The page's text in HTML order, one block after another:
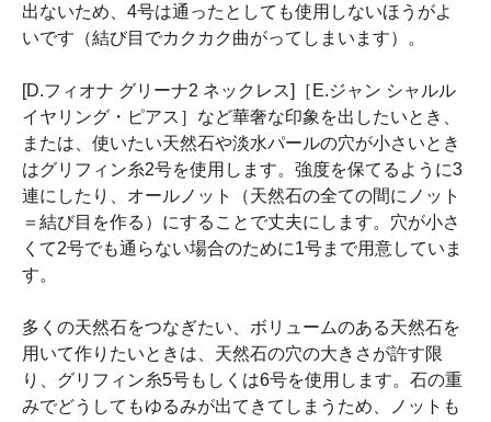
出ないため、4号は通ったとしても使用しないほうがよ
いです（結び目でカクカク曲がってしまいます）。
[D.フィオナ グリーナ2 ネックレス]［E.ジャン シャルル
イヤリング・ピアス］など華奢な印象を出したいとき、
または、使いたい天然石や淡水パールの穴が小さいとき
はグリフィン糸2号を使用します。強度を保てるように3
連にしたり、オールノット（天然石の全ての間にノット
＝結び目を作る）にすることで丈夫にします。穴が小さ
くて2号でも通らない場合のために1号まで用意していま
す。
多くの天然石をつなぎたい、ボリュームのある天然石を
用いて作りたいときは、天然石の穴の大きさが許す限
り、グリフィン糸5号もしくは6号を使用します。石の重
みでどうしてもゆるみが出てきてしまうため、ノットも